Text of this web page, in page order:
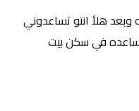
وبعد هلأ انتو تساعدوني
في سكن بيت